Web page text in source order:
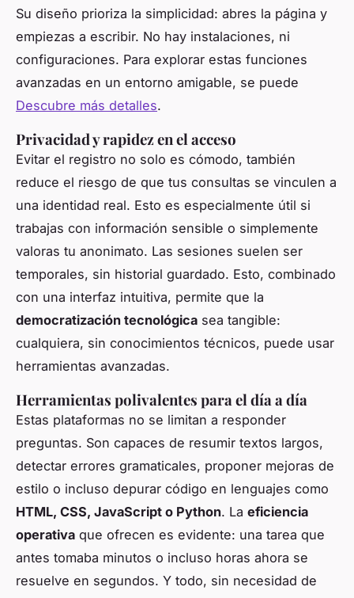
Su diseño prioriza la simplicidad: abres la página y
empiezas a escribir. No hay instalaciones, ni
configuraciones. Para explorar estas funciones
avanzadas en un entorno amigable, se puede
Descubre más detalles.
Privacidad y rapidez en el acceso
Evitar el registro no solo es cómodo, también
reduce el riesgo de que tus consultas se vinculen a
una identidad real. Esto es especialmente útil si
trabajas con información sensible o simplemente
valoras tu anonimato. Las sesiones suelen ser
temporales, sin historial guardado. Esto, combinado
con una interfaz intuitiva, permite que la
democratización tecnológica sea tangible:
cualquiera, sin conocimientos técnicos, puede usar
herramientas avanzadas.
Herramientas polivalentes para el día a día
Estas plataformas no se limitan a responder
preguntas. Son capaces de resumir textos largos,
detectar errores gramaticales, proponer mejoras de
estilo o incluso depurar código en lenguajes como
HTML, CSS, JavaScript o Python. La eficiencia
operativa que ofrecen es evidente: una tarea que
antes tomaba minutos o incluso horas ahora se
resuelve en segundos. Y todo, sin necesidad de